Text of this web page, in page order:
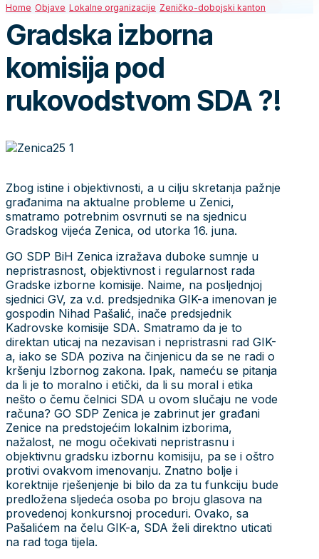
Home Objave Lokalne organizacije Zeničko-dobojski kanton
Gradska izborna
komisija pod
rukovodstvom SDA ?!
Zbog istine i objektivnosti, a u cilju skretanja pažnje
građanima na aktualne probleme u Zenici,
smatramo potrebnim osvrnuti se na sjednicu
Gradskog vijeća Zenica, od utorka 16. juna.
GO SDP BiH Zenica izražava duboke sumnje u
nepristrasnost, objektivnost i regularnost rada
Gradske izborne komisije. Naime, na posljednjoj
sjednici GV, za v.d. predsjednika GIK-a imenovan je
gospodin Nihad Pašalić, inače predsjednik
Kadrovske komisije SDA. Smatramo da je to
direktan uticaj na nezavisan i nepristrasni rad GIK-
a, iako se SDA poziva na činjenicu da se ne radi o
kršenju Izbornog zakona. Ipak, nameću se pitanja
da li je to moralno i etički, da li su moral i etika
nešto o čemu čelnici SDA u ovom slučaju ne vode
računa? GO SDP Zenica je zabrinut jer građani
Zenice na predstojećim lokalnim izborima,
nažalost, ne mogu očekivati nepristrasnu i
objektivnu gradsku izbornu komisiju, pa se i oštro
protivi ovakvom imenovanju. Znatno bolje i
korektnije rješenjenje bi bilo da za tu funkciju bude
predložena sljedeća osoba po broju glasova na
provedenoj konkursnoj proceduri. Ovako, sa
Pašalićem na čelu GIK-a, SDA želi direktno uticati
na rad toga tijela.